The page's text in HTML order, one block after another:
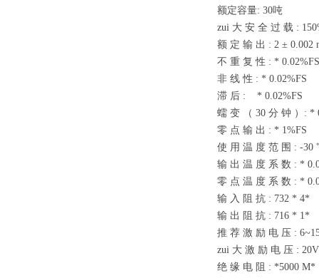
额定容量: 30吨
zui 大 安 全 过 载 :
额 定 输 出 : 2 ± 0.002
不 重 复 性 : * 0.02%FS
非 线 性 : * 0.02%FS
滞 后 : * 0.02%FS
蠕 变
（ 30 分 钟 ）: *
零 点 输 出 : * 1%FS
使 用 温 度 范 围 : -30
输 出 温 度 系 数 : *
零 点 温 度 系 数 : *
输 入 阻 抗 : 732 * 4*
输 出 阻 抗 : 716 * 1*
推 荐 激 励 电 压 :
zui 大 激 励 电 压 :
绝 缘 电 阻 : *5000 M*